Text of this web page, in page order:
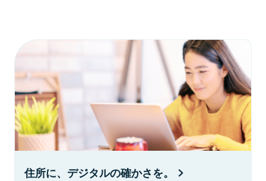
住所に、デジタルの確かさを。